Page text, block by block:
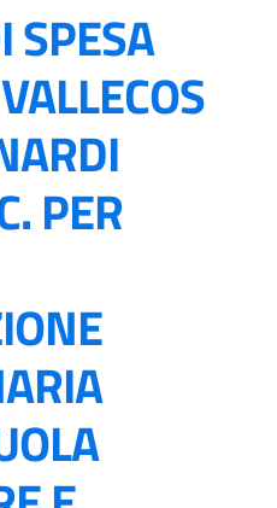
SPESA
PER